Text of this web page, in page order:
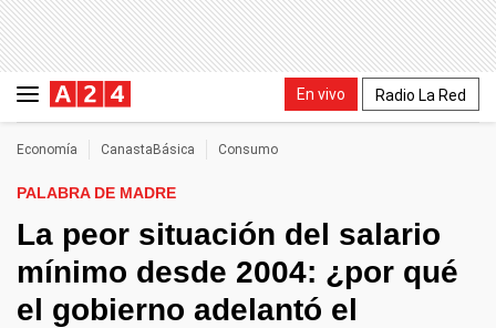
En vivo Radio La Red
Economía CanastaBásica Consumo
PALABRA DE MADRE
La peor situación del salario
mínimo desde 2004: ¿por qué
el gobierno adelantó el